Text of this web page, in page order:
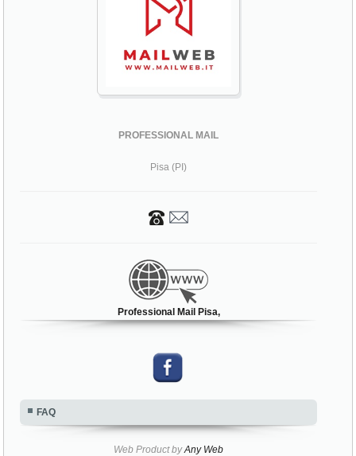
PROFESSIONAL MAIL
Pisa (PI)
Professional Mail Pisa,
FAQ
Web Product byAny Web